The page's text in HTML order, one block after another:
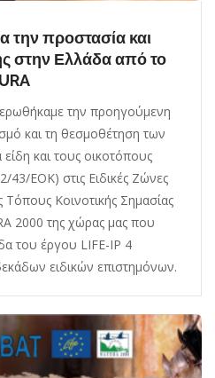
την προστασία και
στην Ελλάδα από το
την προηγούμενη
και τη θεσμοθέτηση των
και τους οικοτόπους
43/ΕΟΚ) στις Ειδικές Ζώνες
Τόπους Κοινοτικής Σημασίας
2000 της χώρας μας που
του έργου LIFE-IP 4
ειδικών επιστημόνων.